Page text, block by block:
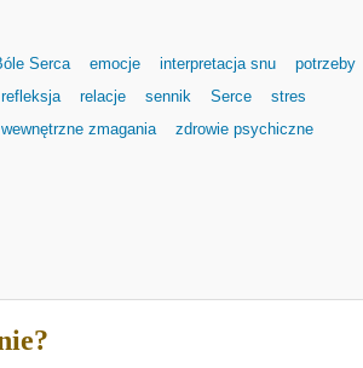
Serca emocje interpretacja snu
potrzeby
refleksja relacje sennik Serce
stres
wewnętrzne zmagania
zdrowie psychiczne